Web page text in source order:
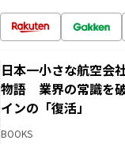
日本一小さな航空会
物語 業界の常識を
インの「復活」
BOOKS